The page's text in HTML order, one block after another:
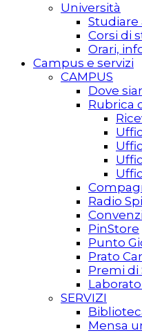
Università
Studiare
Corsi di
Orari,
Campus e servizi
CAMPUS
Dove
Rubrica
Radio
PinStore
Punto
Prato
Premi di
SERVIZI
Mensa